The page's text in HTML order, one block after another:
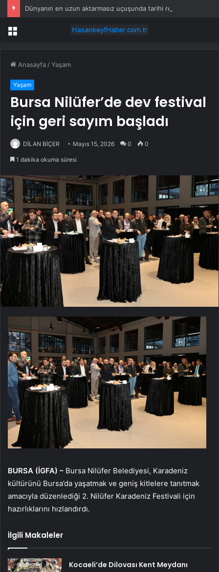
Menü
Anasayfa /Yaşam
Yaşam
Bursa Nilüfer’de dev festival
için geri sayım başladı
DİLAN BİÇER Mayıs 15, 2026 0 0
1 dakika okuma süresi
BURSA (İGFA) – Bursa Nilüfer Belediyesi, Karadeniz
kültürünü Bursa’da yaşatmak ve geniş kitlelere tanıtmak
amacıyla düzenlediği 2. Nilüfer Karadeniz Festivali için
hazırlıklarını hızlandırdı.
İlgili Makaleler
Kocaeli’de Dilovası Kent Meydanı